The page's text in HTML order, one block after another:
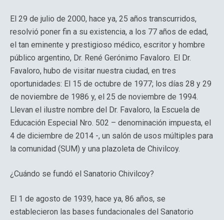
El 29 de julio de 2000, hace ya, 25 años transcurridos,
resolvió poner fin a su existencia, a los 77 años de edad,
el tan eminente y prestigioso médico, escritor y hombre
público argentino, Dr. René Gerónimo Favaloro. El Dr.
Favaloro, hubo de visitar nuestra ciudad, en tres
oportunidades: El 15 de octubre de 1977; los días 28 y 29
de noviembre de 1986 y, el 25 de noviembre de 1994.
Llevan el ilustre nombre del Dr. Favaloro, la Escuela de
Educación Especial Nro. 502 – denominación impuesta, el
4 de diciembre de 2014 -, un salón de usos múltiples para
la comunidad (SUM) y una plazoleta de Chivilcoy.
¿Cuándo se fundó el Sanatorio Chivilcoy?
El 1 de agosto de 1939, hace ya, 86 años, se
establecieron las bases fundacionales del Sanatorio